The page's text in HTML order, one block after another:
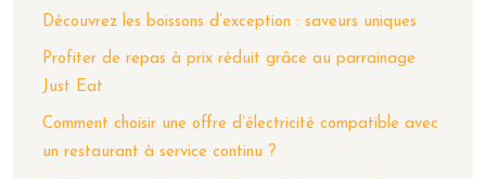
Découvrez les boissons d’exception : saveurs uniques
Profiter de repas à prix réduit grâce au parrainage
Just Eat
Comment choisir une offre d’électricité compatible avec
un restaurant à service continu ?